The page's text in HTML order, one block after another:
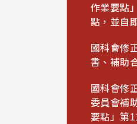
作業要點
點，並自
國科會修
書、補助
國科會修
委員會補
要點」第